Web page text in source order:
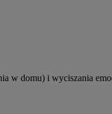
w domu) i wyciszania